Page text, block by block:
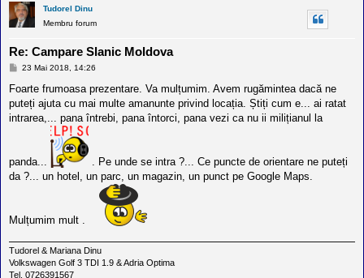
Tudorel Dinu
Membru forum
Re: Campare Slanic Moldova
M
s
j
23 Mai 2018, 14:26
Foarte frumoasa prezentare. Va mulțumim. Avem rugămintea dacă ne
puteți ajuta cu mai multe amanunte privind locația. Știți cum e... ai ratat
intrarea,... pana întrebi, pana întorci, pana vezi ca nu ii milițianul la
panda...
. Pe unde se intra ?... Ce puncte de orientare ne puteți
da ?... un hotel, un parc, un magazin, un punct pe Google Maps.
Mulțumim mult .
Tudorel & Mariana Dinu
Volkswagen Golf 3 TDI 1.9 & Adria Optima
Tel. 0726391567